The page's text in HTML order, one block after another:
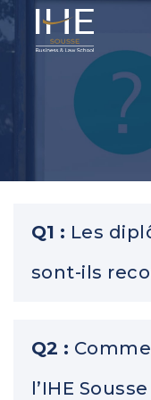
Q1 : Les
sont-ils
diplômes sont
quel
Q2 :
l’IHE